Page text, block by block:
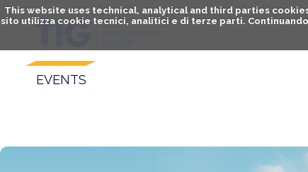
This website uses technical, analytical and third parties
sito utilizza cookie tecnici, analitici e di terze parti.
EVENTS